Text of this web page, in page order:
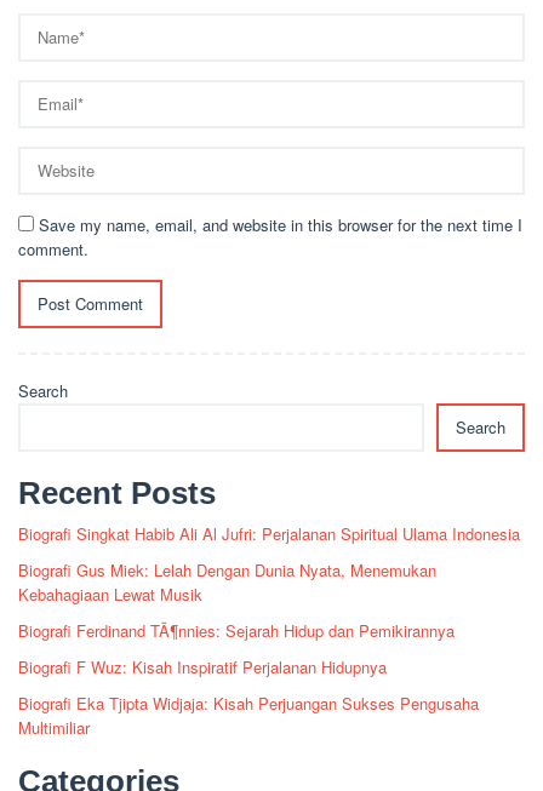
Save my name, email, and website in this browser for the next time I
comment.
Search
Search
Recent Posts
Biografi Singkat Habib Ali Al Jufri: Perjalanan Spiritual Ulama Indonesia
Biografi Gus Miek: Lelah Dengan Dunia Nyata, Menemukan
Kebahagiaan Lewat Musik
Biografi Ferdinand TÃ¶nnies: Sejarah Hidup dan Pemikirannya
Biografi F Wuz: Kisah Inspiratif Perjalanan Hidupnya
Biografi Eka Tjipta Widjaja: Kisah Perjuangan Sukses Pengusaha
Multimiliar
Categories